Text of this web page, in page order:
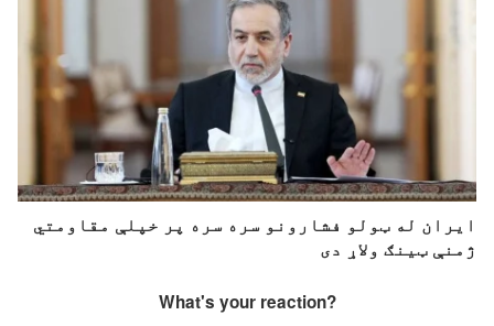
ایران له ټولو فشارونو سره سره پر خپلې مقاومتي
ژمنې ټینګ ولاړ دی